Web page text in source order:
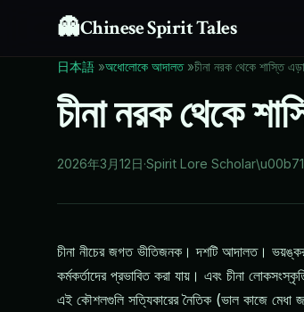
👻Chinese Spirit Tales
日本語 »অধোলোকে আদালত»চীনা নরক থেকে শাস্তি
চীনা নরক থেকে
2026年3月12日·Spirit Lore Scholar\u00b7
চীনা নীচের জগত ভীতিজনক। দশটি আদালত। ভয়ঙ্কর
কর্মকর্তাদের প্রভাবিত করা যায়। এবং চীনা
এই কৌশলগুলি সত্যিকারের নৈতিক (ভাল কাজে মেধা